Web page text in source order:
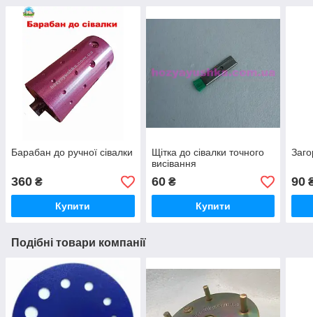
Барабан до ручної сівалки
360 ₴
Купити
Щітка до сівалки точного
висівання
60₴
Купити
90
Подібні товари компанії